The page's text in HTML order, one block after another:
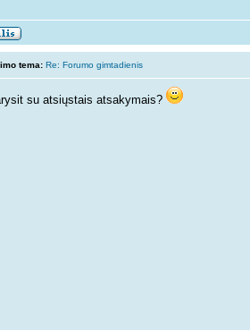
tema: Re: Forumo gimtadienis
su atsiųstais atsakymais?